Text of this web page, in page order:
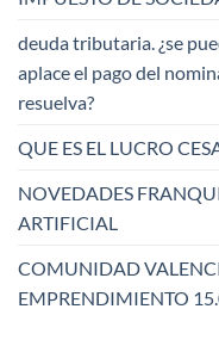
deuda tributaria. ¿se
aplace el pago del
resuelva?
QUE ES EL LUCRO
NOVEDADES
ARTIFICIAL
COMUNIDAD
EMPRENDIMIENTO